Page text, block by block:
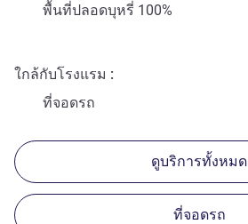
พื้นที่ปลอดบุหรี่ 100%
ใกล้กับโรงแรม
ที่จอดรถ
ดูบริการทั้งหมด
ที่จอดรถ